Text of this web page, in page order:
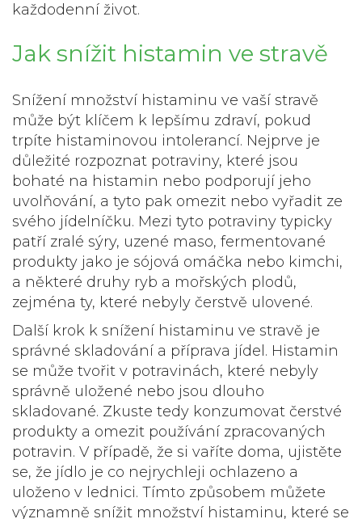
každodenní život.
Jak snížit histamin ve stravě
Snížení množství histaminu ve vaší stravě
může být klíčem k lepšímu zdraví, pokud
trpíte histaminovou intolerancí. Nejprve je
důležité rozpoznat potraviny, které jsou
bohaté na histamin nebo podporují jeho
uvolňování, a tyto pak omezit nebo vyřadit ze
svého jídelníčku. Mezi tyto potraviny typicky
patří zralé sýry, uzené maso, fermentované
produkty jako je sójová omáčka nebo kimchi,
a některé druhy ryb a mořských plodů,
zejména ty, které nebyly čerstvě ulovené.
Další krok k snížení histaminu ve stravě je
správné skladování a příprava jídel. Histamin
se může tvořit v potravinách, které nebyly
správně uložené nebo jsou dlouho
skladované. Zkuste tedy konzumovat čerstvé
produkty a omezit používání zpracovaných
potravin. V případě, že si vaříte doma, ujistěte
se, že jídlo je co nejrychleji ochlazeno a
uloženo v lednici. Tímto způsobem můžete
významně snížit množství histaminu, které se